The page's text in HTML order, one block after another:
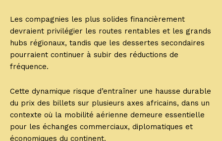
Les compagnies les plus solides financièrement
devraient privilégier les routes rentables et les grands
hubs régionaux, tandis que les dessertes secondaires
pourraient continuer à subir des réductions de
fréquence.
Cette dynamique risque d’entraîner une hausse durable
du prix des billets sur plusieurs axes africains, dans un
contexte où la mobilité aérienne demeure essentielle
pour les échanges commerciaux, diplomatiques et
économiques du continent.